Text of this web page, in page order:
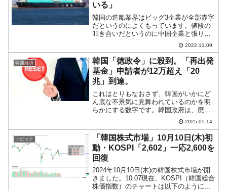
いる」
韓国の造船業界はビッグ3企業が全部赤字
だというのによくもっています。値段の
叩き合いだというのに中国企業と張り合
っていられるのは大したもの――という
見方もできます。イギリスの造船・海運
市況調査会社『クラークソンリサーチ』
によれば、韓国と中国の...
2022.11.09
韓国経済
韓国「徳政令」に殺到。「再出発
基金」申請者が12万超え「20
兆」到達。
これはとりもなおさず、韓国がいかにど
ん底な不景気に見舞われているのかを明
らかにする数字です。韓国政府は、廃業
した小規模事業者・自営業者を対象とし
た債務調整プログラム「再出発基金（새
출발기금）」を実施しています（2022年
10月に導入）。20...
2025.05.14
トピック
「韓国株式市場」10月10日(木)初
動・KOSPI「2,602」一応2,600を
回復
2024年10月10日(木)の韓国株式市場が開
きました。10:07現在、KOSPI（韓国総合
株価指数）のチャートは以下のようにな